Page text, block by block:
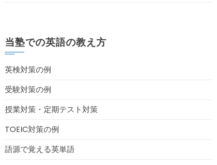
当塾での英語の教え方
英検対策の例
受験対策の例
授業対策・定期テスト対策
TOEIC対策の例
語源で覚える英単語